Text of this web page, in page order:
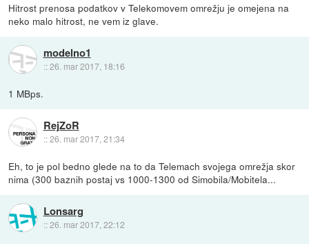
Hitrost prenosa podatkov v Telekomovem omrežju je omejena na
neko malo hitrost, ne vem iz glave.
modelno1
::26. mar 2017, 18:16
1 MBps.
RejZoR
::26. mar 2017, 21:34
Eh, to je pol bedno glede na to da Telemach svojega omrežja skor
nima (300 baznih postaj vs 1000-1300 od Simobila/Mobitela...
Lonsarg
::26. mar 2017, 22:12